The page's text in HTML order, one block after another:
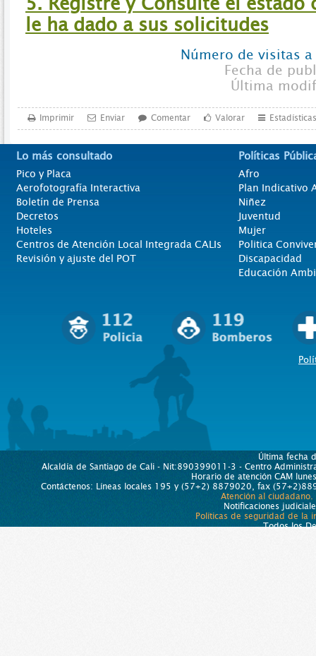
le ha dado a sus solicitudes
Número de visitas
Fecha de
Última
Imprimir Enviar Comentar Valorar Estadísticas
Lo más consultado
Pico y Placa
Aerofotografía Interactiva
Boletín de Prensa
Decretos
Hoteles
Centros de Atención Local Integrada CALIs
Revisión y ajuste del POT
Políticas
Afro
Plan Indicativo
Niñez
Juventud
Mujer
Politica
Discapacidad
Educación
Última fecha
Alcaldía de Santiago de Cali - Nit:890399011-3 - Centro
Horario de atención CAM
Contáctenos: Líneas locales 195 y (57+2) 8879020, fax
Atención al ciudadano.
Notificaciones
Políticas de seguridad de la
Todos los